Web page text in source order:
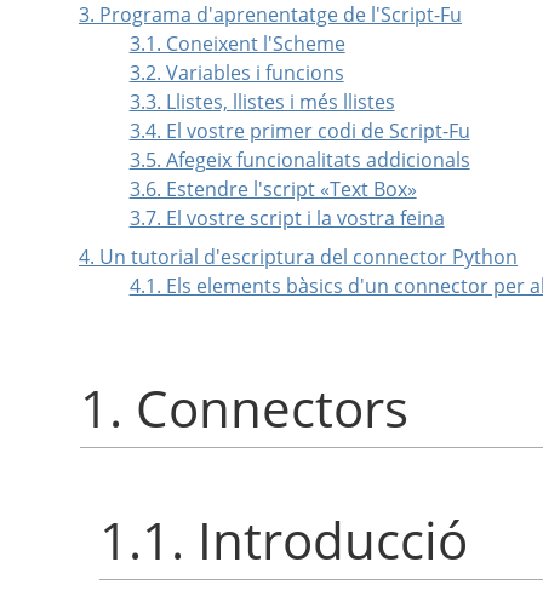
3. Programa d'aprenentatge de l'Script-Fu
3.1. Coneixent l'Scheme
3.2. Variables i funcions
3.3. Llistes, llistes i més llistes
3.4. El vostre primer codi de Script-Fu
3.5. Afegeix funcionalitats addicionals
3.6. Estendre l'script «Text Box»
3.7. El vostre script i la vostra feina
4. Un tutorial d'escriptura del connector Python
4.1. Els elements bàsics d'un connector per
1. Connectors
1.1. Introducció